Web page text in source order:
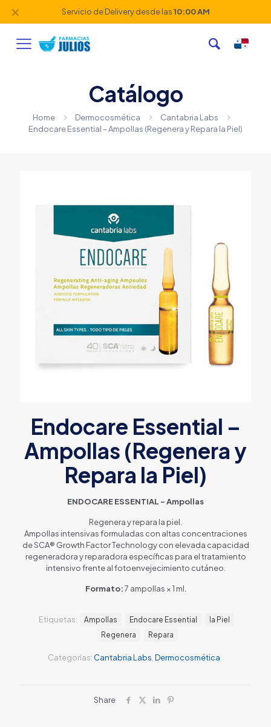
Servicio de Delivery desde las10:00 AM
✕
Catálogo
Home Dermocosmética
Cantabria Labs
Endocare Essential – Ampollas (Regenera y Repara la Piel)
Endocare Essential –
Ampollas (Regenera y
Repara la Piel)
ENDOCARE ESSENTIAL – Ampollas
Regenera y repara la piel.
Ampollas intensivas formuladas con altas concentraciones
de SCA® Growth Factor Technology con elevada capacidad
regeneradora y reparadora específicas para el tratamiento
intensivo frente al fotoenvejecimiento cutáneo.
Formato:7 ampollas × 1 ml.
Categorías: Cantabria Labs Dermocosmética
Etiquetas: Ampollas Endocare Essential
la Piel
Regenera
Repara
Share